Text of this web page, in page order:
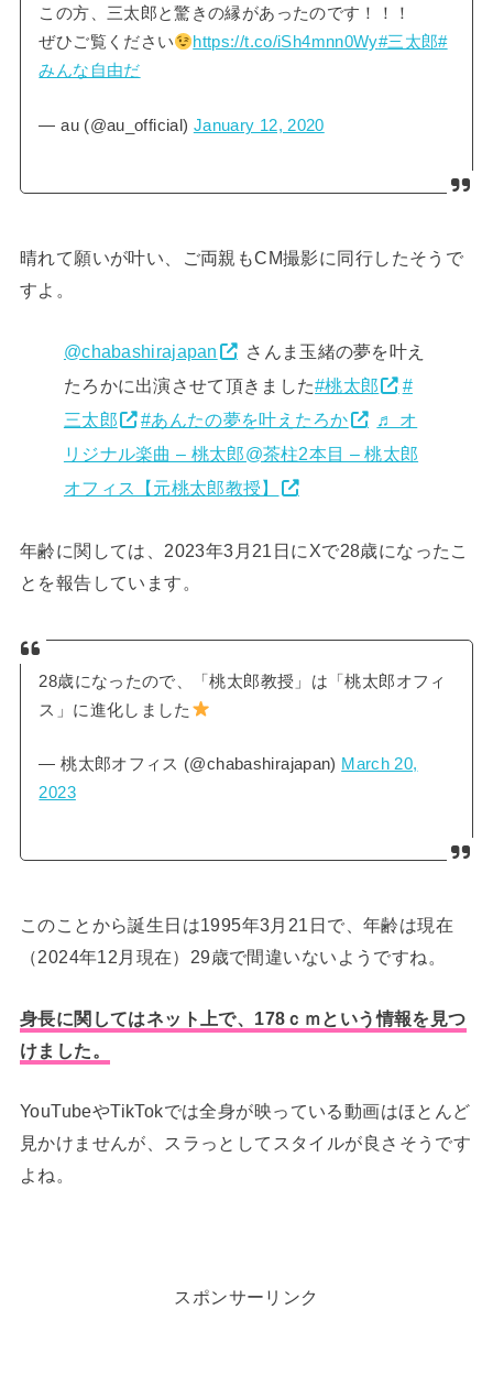
この方、三太郎と驚きの縁があったのです！！！
ぜひご覧ください
https://t.co/iSh4mnn0Wy#三太郎#
みんな自由だ
— au (@au_official) January 12, 2020
晴れて願いが叶い、ご両親もCM撮影に同行したそうで
すよ。
@chabashirajapan
さんま玉緒の夢を叶え
たろかに出演させて頂きました#桃太郎
#
三太郎
#あんたの夢を叶えたろか
♬ オ
リジナル楽曲 – 桃太郎@茶柱2本目 – 桃太郎
オフィス【元桃太郎教授】
年齢に関しては、2023年3月21日にXで28歳になったこ
とを報告しています。
28歳になったので、「桃太郎教授」は「桃太郎オフィ
ス」に進化しました
— 桃太郎オフィス (@chabashirajapan) March 20,
2023
このことから誕生日は1995年3月21日で、年齢は現在
（2024年12月現在）29歳で間違いないようですね。
身長に関してはネット上で、178ｃｍという情報を見つ
けました。
YouTubeやTikTokでは全身が映っている動画はほとんど
見かけませんが、スラっとしてスタイルが良さそうです
よね。
スポンサーリンク